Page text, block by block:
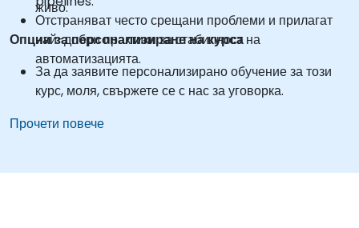
Отстраняват често срещани проблеми и прилагат
най-добри практики за стабилност на
автоматизацията.
живо.
Опции за персонализиране на курса
За да заявите персонализирано обучение за този
курс, моля, свържете се с нас за уговорка.
Прочети повече